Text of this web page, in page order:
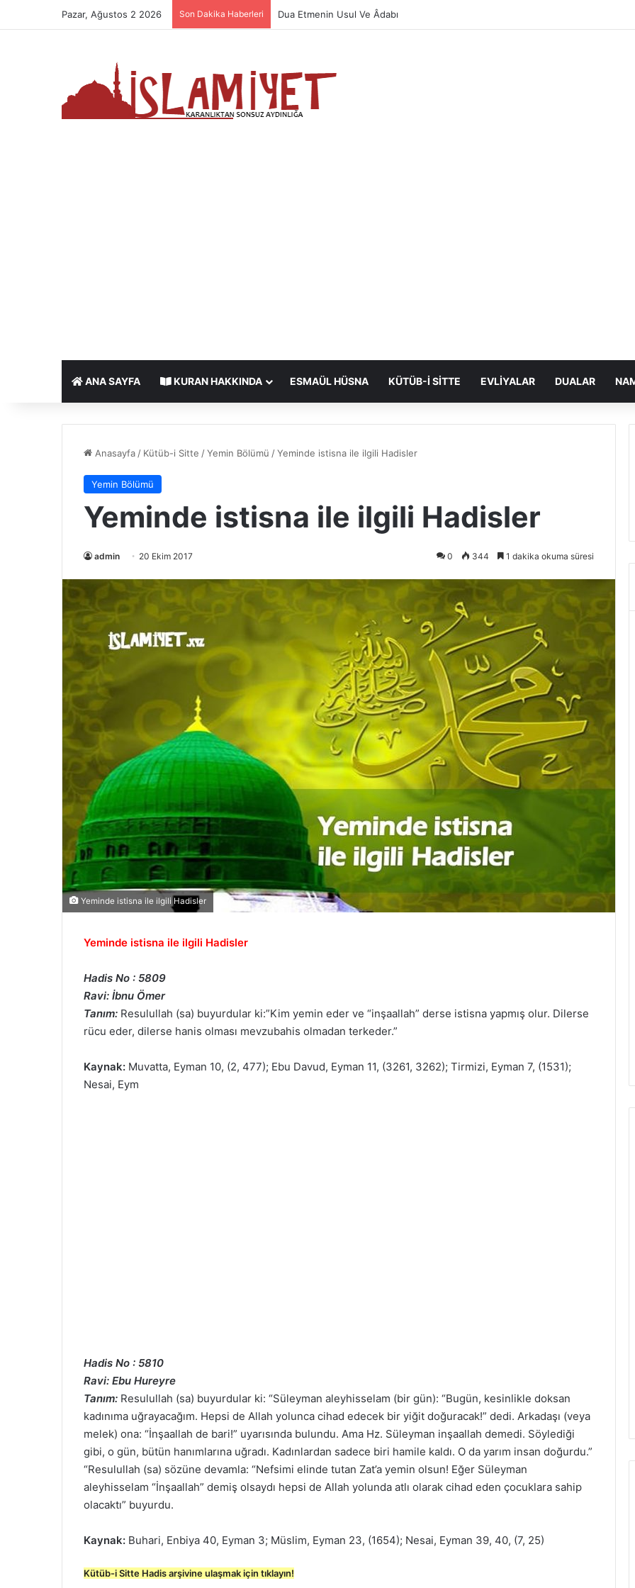
Pazar, Ağustos 2 2026 Son Dakika Haberleri Dua Etmenin Usul Ve Âdabı
ANA SAYFA KURAN HAKKINDA ESMAÜL HÜSNA KÜTÜB-I SITTE EVLIYALAR DUALAR
Anasayfa / Kütüb-i Sitte /Yemin Bölümü /Yeminde istisna ile ilgili Hadisler
Yemin Bölümü
Yeminde istisna ile ilgili Hadisler
admin 20 Ekim 2017 0 344 1 dakika okuma süresi
Yeminde istisna ile ilgili Hadisler
Yeminde istisna ile ilgili Hadisler
Hadis No : 5809
Ravi: İbnu Ömer
Tanım: Resulullah (sa) buyurdular ki:”Kim yemin eder ve “inşaallah” derse istisna yapmış olur. Dilerse
rücu eder, dilerse hanis olması mevzubahis olmadan terkeder.”
Kaynak: Muvatta, Eyman 10, (2, 477); Ebu Davud, Eyman 11, (3261, 3262); Tirmizi, Eyman 7, (1531);
Nesai, Eym
Hadis No : 5810
Ravi: Ebu Hureyre
Tanım: Resulullah (sa) buyurdular ki: “Süleyman aleyhisselam (bir gün): “Bugün, kesinlikle doksan
kadınıma uğrayacağım. Hepsi de Allah yolunca cihad edecek bir yiğit doğuracak!” dedi. Arkadaşı (veya
melek) ona: “İnşaallah de bari!” uyarısında bulundu. Ama Hz. Süleyman inşaallah demedi. Söylediği
gibi, o gün, bütün hanımlarına uğradı. Kadınlardan sadece biri hamile kaldı. O da yarım insan doğurdu.”
“Resulullah (sa) sözüne devamla: “Nefsimi elinde tutan Zat’a yemin olsun! Eğer Süleyman
aleyhisselam “İnşaallah” demiş olsaydı hepsi de Allah yolunda atlı olarak cihad eden çocuklara sahip
olacaktı” buyurdu.
Kaynak: Buhari, Enbiya 40, Eyman 3; Müslim, Eyman 23, (1654); Nesai, Eyman 39, 40, (7, 25)
Kütüb-i Sitte Hadis arşivine ulaşmak için tıklayın!